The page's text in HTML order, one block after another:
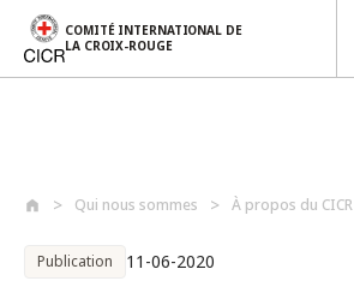
COMITÉ INTERNATIONAL DE
LA CROIX-ROUGE
Qui nous sommes À propos du CICR
Publication 11-06-2020